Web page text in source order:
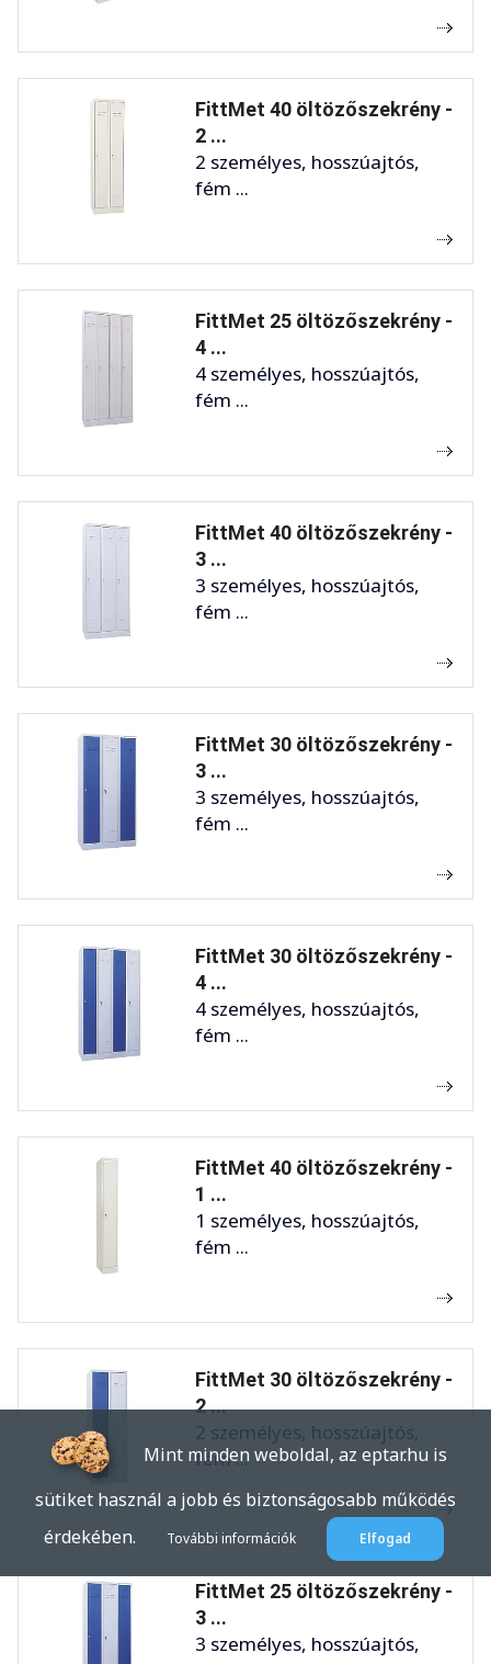
FittMet 40 öltözőszekrény -
2 ...
2 személyes, hosszúajtós,
fém ...
FittMet 25 öltözőszekrény -
4 ...
4 személyes, hosszúajtós,
fém ...
FittMet 40 öltözőszekrény -
3 ...
3 személyes, hosszúajtós,
fém ...
FittMet 30 öltözőszekrény -
3 ...
3 személyes, hosszúajtós,
fém ...
FittMet 30 öltözőszekrény -
4 ...
4 személyes, hosszúajtós,
fém ...
FittMet 40 öltözőszekrény -
1 ...
1 személyes, hosszúajtós,
fém ...
FittMet 30 öltözőszekrény -
2 ...
2 személyes, hosszúajtós,
fém ...
FittMet 25 öltözőszekrény -
3 ...
3 személyes, hosszúajtós,
Mint minden weboldal, az eptar.hu is
sütiket használ a jobb és biztonságosabb működés
érdekében.
További információk Elfogad